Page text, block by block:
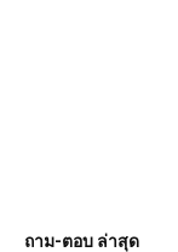
ถาม-ตอบ ล่าสุด